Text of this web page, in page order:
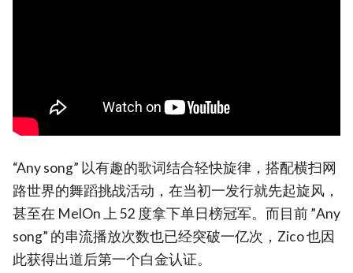
“Any song” 以有趣的歌词结合轻快旋律，搭配横扫网
路世界的舞蹈挑战活动，在当初一发行就先起旋风，
甚至在 MelOn 上 52 度拿下单日榜冠军。而目前 ”Any
song” 的串流播放次数也已经突破一亿次，Zico 也因
此获得出道后第一个白金认证。